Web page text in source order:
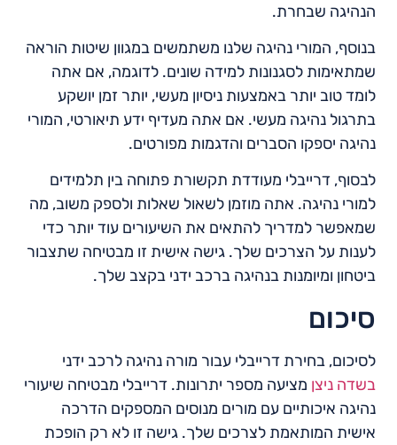
הנהיגה שבחרת.
בנוסף, המורי נהיגה שלנו משתמשים במגוון שיטות הוראה
שמתאימות לסגנונות למידה שונים. לדוגמה, אם אתה
לומד טוב יותר באמצעות ניסיון מעשי, יותר זמן יושקע
בתרגול נהיגה מעשי. אם אתה מעדיף ידע תיאורטי, המורי
נהיגה יספקו הסברים והדגמות מפורטים.
לבסוף, דרייבלי מעודדת תקשורת פתוחה בין תלמידים
למורי נהיגה. אתה מוזמן לשאול שאלות ולספק משוב, מה
שמאפשר למדריך להתאים את השיעורים עוד יותר כדי
לענות על הצרכים שלך. גישה אישית זו מבטיחה שתצבור
ביטחון ומיומנות בנהיגה ברכב ידני בקצב שלך.
סיכום
לסיכום, בחירת דרייבלי עבור מורה נהיגה לרכב ידני
בשדה ניצן מציעה מספר יתרונות. דרייבלי מבטיחה שיעורי
נהיגה איכותיים עם מורים מנוסים המספקים הדרכה
אישית המותאמת לצרכים שלך. גישה זו לא רק הופכת